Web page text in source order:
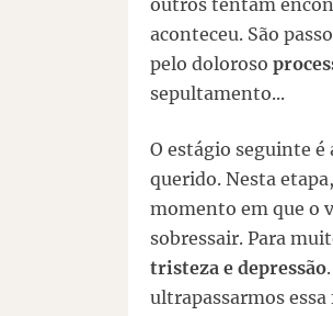
aconteceu. São
pelo doloroso
sepultamento...
O estágio seguinte é
querido. Nesta
momento em que o
sobressair. Para
tristeza e depressão
ultrapassarmos essa